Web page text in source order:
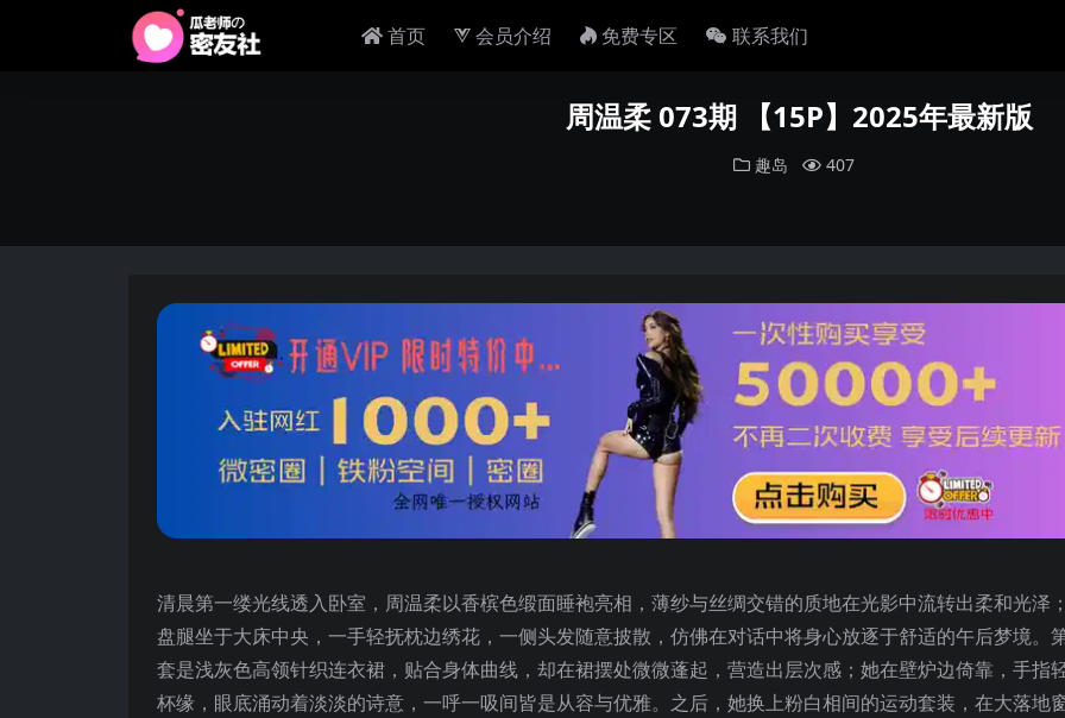
首页 会员介绍 免费专区 联系我们
周温柔 073期 【15P】2025年最新版
趣岛 407
清晨第一缕光线透入卧室，周温柔以香槟色缎面睡袍亮相，薄纱与丝绸交错的质地在光影中流转出柔和光泽
盘腿坐于大床中央，一手轻抚枕边绣花，一侧头发随意披散，仿佛在对话中将身心放逐于舒适的午后梦境。
套是浅灰色高领针织连衣裙，贴合身体曲线，却在裙摆处微微蓬起，营造出层次感；她在壁炉边倚靠，手指
杯缘，眼底涌动着淡淡的诗意，一呼一吸间皆是从容与优雅。之后，她换上粉白相间的运动套装，在大落地